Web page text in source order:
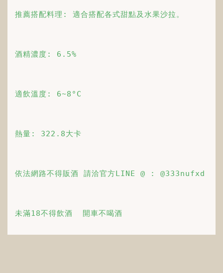
推薦搭配料理: 適合搭配各式甜點及水果沙拉。
酒精濃度: 6.5%
適飲溫度: 6~8°C
熱量: 322.8大卡
依法網路不得販酒 請洽官方LINE @ : @333nufxd
未滿18不得飲酒  開車不喝酒